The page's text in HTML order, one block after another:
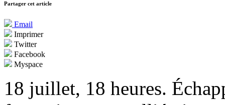
Partager cet article
Email
Imprimer
Twitter
Facebook
Myspace
18 juillet, 18 heures.